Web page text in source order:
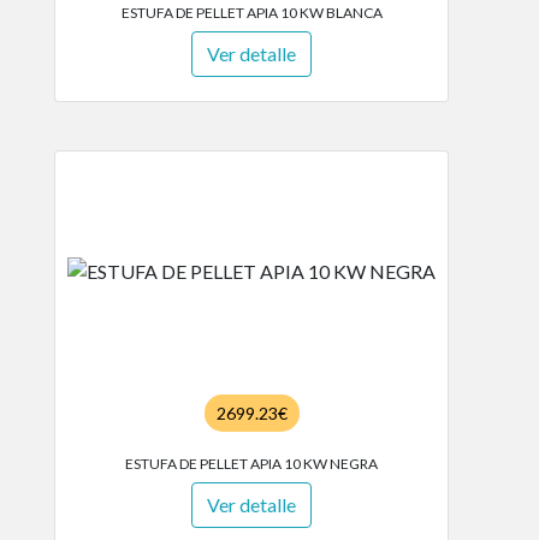
ESTUFA DE PELLET APIA 10 KW BLANCA
Ver detalle
2699.23€
ESTUFA DE PELLET APIA 10 KW NEGRA
Ver detalle